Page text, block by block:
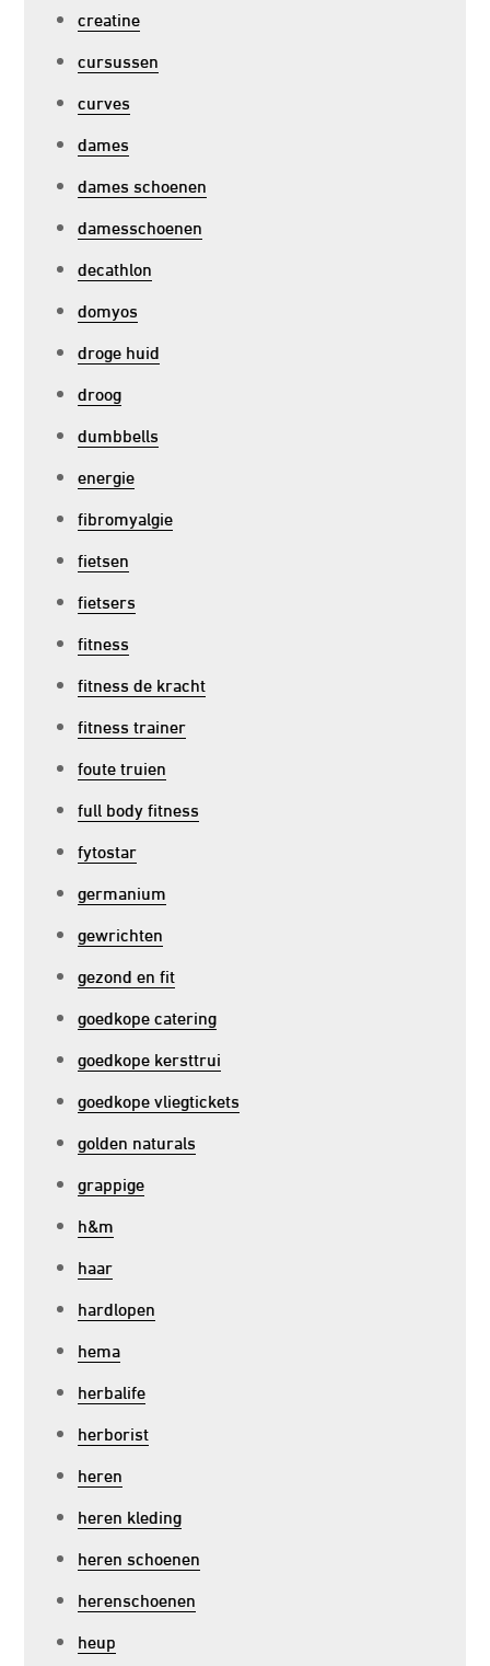
creatine
cursussen
curves
dames
dames schoenen
damesschoenen
decathlon
domyos
droge huid
droog
dumbbells
energie
fibromyalgie
fietsen
fietsers
fitness
fitness de kracht
fitness trainer
foute truien
full body fitness
fytostar
germanium
gewrichten
gezond en fit
goedkope catering
goedkope kersttrui
goedkope vliegtickets
golden naturals
grappige
h&m
haar
hardlopen
hema
herbalife
herborist
heren
heren kleding
heren schoenen
herenschoenen
heup